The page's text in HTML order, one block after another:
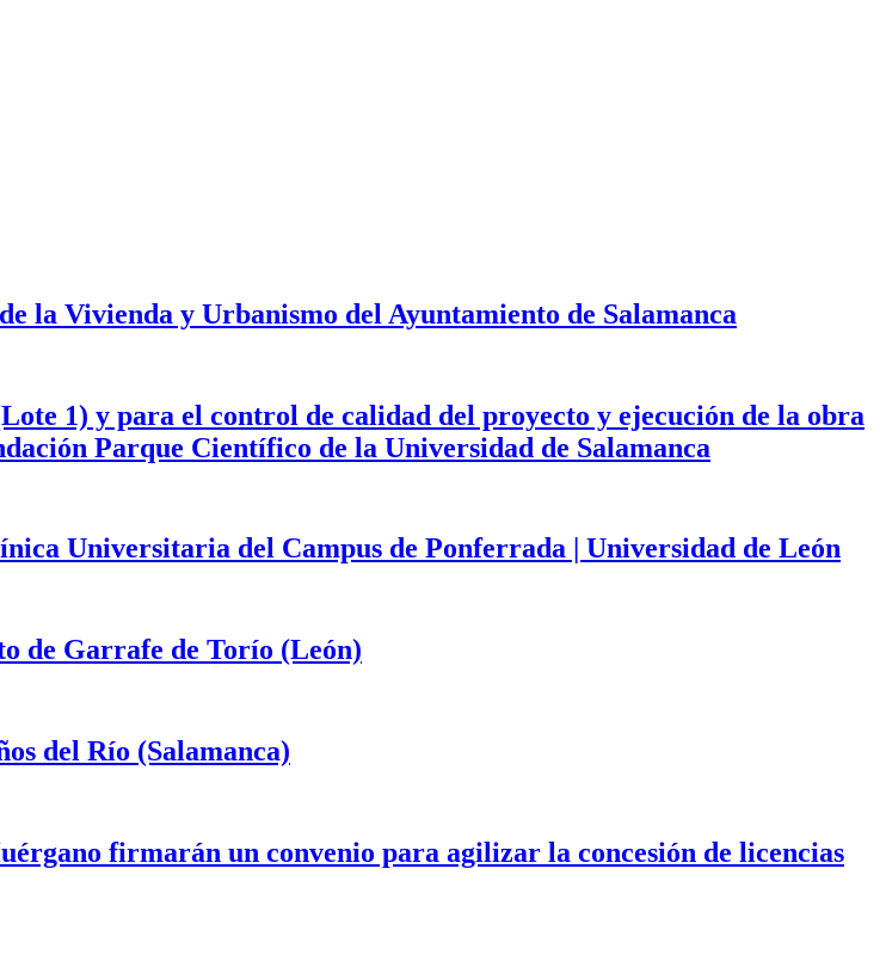
la Vivienda y Urbanismo del Ayuntamiento de Salamanca
1) y para el control de calidad del proyecto y ejecución de la obra
Parque Científico de la Universidad de Salamanca
Universitaria del Campus de Ponferrada | Universidad de León
de Garrafe de Torío (León)
del Río (Salamanca)
firmarán un convenio para agilizar la concesión de licencias